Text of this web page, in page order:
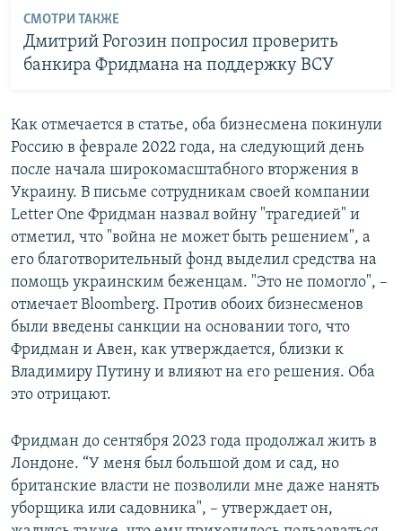
СМОТРИ ТАКЖЕ
Дмитрий Рогозин попросил проверить
банкира Фридмана на поддержку ВСУ
Как отмечается в статье, оба бизнесмена покинули
Россию в феврале 2022 года, на следующий день
после начала широкомасштабного вторжения в
Украину. В письме сотрудникам своей компании
Letter One Фридман назвал войну "трагедией" и
отметил, что "война не может быть решением", а
его благотворительный фонд выделил средства на
помощь украинским беженцам. "Это не помогло", –
отмечает Bloomberg. Против обоих бизнесменов
были введены санкции на основании того, что
Фридман и Авен, как утверждается, близки к
Владимиру Путину и влияют на его решения. Оба
это отрицают.
Фридман до сентября 2023 года продолжал жить в
Лондоне. “У меня был большой дом и сад, но
британские власти не позволили мне даже нанять
уборщика или садовника", – утверждает он,